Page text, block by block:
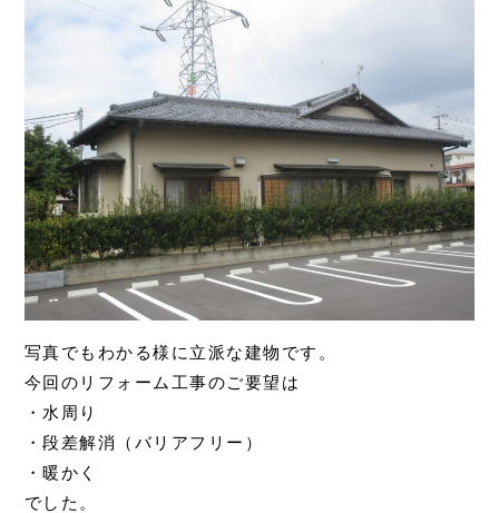
写真でもわかる様に立派な建物です。
今回のリフォーム工事のご要望は
・水周り
・段差解消（バリアフリー）
・暖かく
でした。